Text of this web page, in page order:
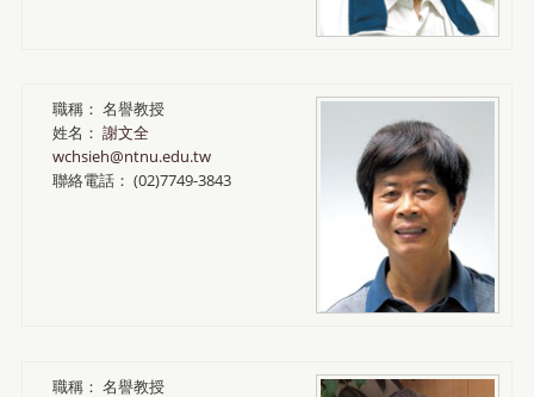
職稱： 名譽教授
姓名： 謝文全
wchsieh@ntnu.edu.tw
聯絡電話： (02)7749-3843
職稱： 名譽教授